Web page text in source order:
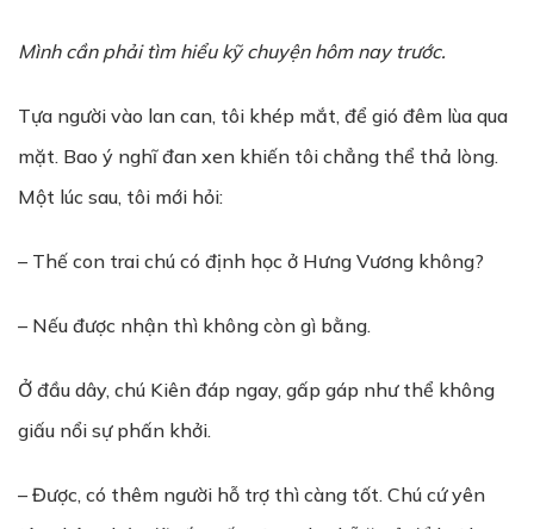
Mình cần phải tìm hiểu kỹ chuyện hôm nay trước.
Tựa người vào lan can, tôi khép mắt, để gió đêm lùa qua
mặt. Bao ý nghĩ đan xen khiến tôi chẳng thể thả lòng.
Một lúc sau, tôi mới hỏi:
– Thế con trai chú có định học ở Hưng Vương không?
– Nếu được nhận thì không còn gì bằng.
Ở đầu dây, chú Kiên đáp ngay, gấp gáp như thể không
giấu nổi sự phấn khởi.
– Được, có thêm người hỗ trợ thì càng tốt. Chú cứ yên